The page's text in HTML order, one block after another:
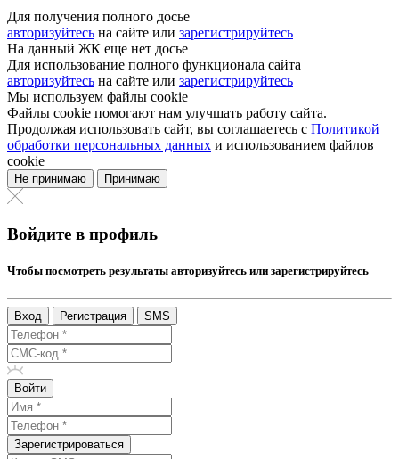
Для получения полного досье
авторизуйтесь на сайте или зарегистрируйтесь
На данный ЖК еще нет досье
Для использование полного функционала сайта
авторизуйтесь на сайте или зарегистрируйтесь
Мы используем файлы cookie
Файлы cookie помогают нам улучшать работу сайта.
Продолжая использовать сайт, вы соглашаетесь с Политикой
обработки персональных данных и использованием файлов
cookie
Не принимаю Принимаю
Войдите в профиль
Чтобы посмотреть результаты авторизуйтесь или зарегистрируйтесь
Вход Регистрация SMS
Войти
Зарегистрироваться